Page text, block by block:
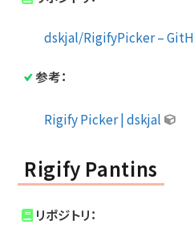
dskjal/RigifyPicker –
参考：
Rigify Picker | dskjal
Rigify Pantins
リポジトリ：